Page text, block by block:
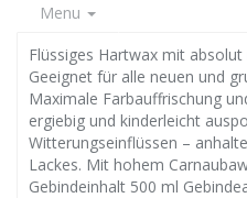
Menu
Flüssiges Hartwax mit
Geeignet für alle neuen und
Maximale Farbauffrischung
ergiebig und kinderleicht
Witterungseinflüssen –
Lackes. Mit hohem
Gebindeinhalt 500 ml